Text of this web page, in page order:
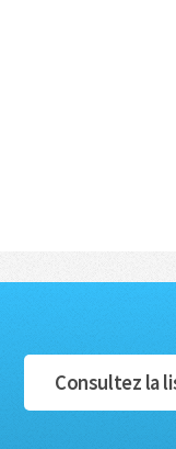
Consultez la